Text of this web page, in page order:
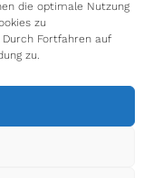
die optimale Nutzung
zu
Fortfahren auf
zu.
für Arbeit,